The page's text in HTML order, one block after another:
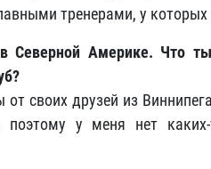
тренерами, у которых
Северной Америке. Что
своих друзей из
у меня нет каких-